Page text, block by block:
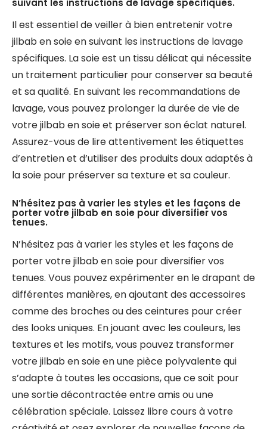
suivant les instructions de lavage spécifiques.
Il est essentiel de veiller à bien entretenir votre
jilbab en soie en suivant les instructions de lavage
spécifiques. La soie est un tissu délicat qui nécessite
un traitement particulier pour conserver sa beauté
et sa qualité. En suivant les recommandations de
lavage, vous pouvez prolonger la durée de vie de
votre jilbab en soie et préserver son éclat naturel.
Assurez-vous de lire attentivement les étiquettes
d’entretien et d’utiliser des produits doux adaptés à
la soie pour préserver sa texture et sa couleur.
N’hésitez pas à varier les styles et les façons de
porter votre jilbab en soie pour diversifier vos
tenues.
N’hésitez pas à varier les styles et les façons de
porter votre jilbab en soie pour diversifier vos
tenues. Vous pouvez expérimenter en le drapant de
différentes manières, en ajoutant des accessoires
comme des broches ou des ceintures pour créer
des looks uniques. En jouant avec les couleurs, les
textures et les motifs, vous pouvez transformer
votre jilbab en soie en une pièce polyvalente qui
s’adapte à toutes les occasions, que ce soit pour
une sortie décontractée entre amis ou une
célébration spéciale. Laissez libre cours à votre